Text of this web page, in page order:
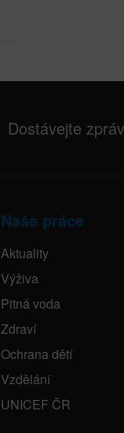
Dostávejte
Naše práce
Aktuality
Výživa
Pitná voda
Zdraví
Ochrana dětí
Vzdělání
UNICEF ČR